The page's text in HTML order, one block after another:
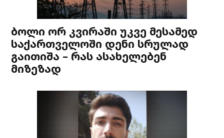
ბოლი ორ კვირაში უკვე მესამედ
საქართველოში დენი სრულად
გაითიშა – რას ასახელებენ
მიზეზად